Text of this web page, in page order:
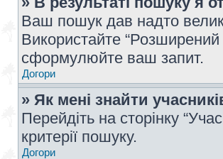
Ваш пошук дав надто
Використайте
сформулюйте ваш запит.
Догори
» Як мені знайти
Перейдіть на сторінку
критерії пошуку.
Догори